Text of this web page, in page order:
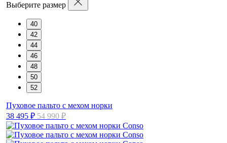
Выберите размер
40
42
44
46
48
50
52
Пуховое пальто с мехом норки
38 495 ₽ 54 990 ₽